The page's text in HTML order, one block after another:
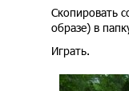
Скопировать
образе) в
Играть.